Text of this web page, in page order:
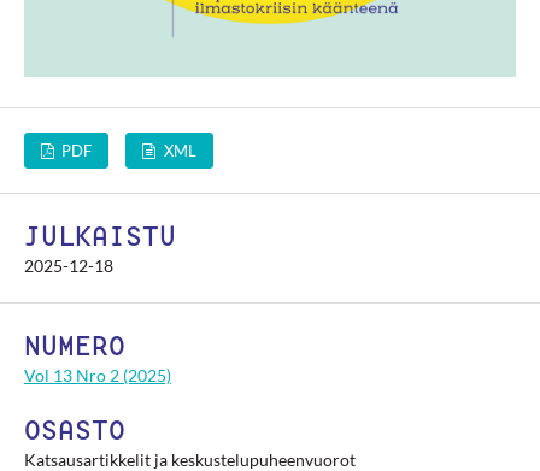
PDF XML
JULKAISTU
2025-12-18
NUMERO
Vol 13 Nro 2 (2025)
OSASTO
Katsausartikkelit ja keskustelupuheenvuorot